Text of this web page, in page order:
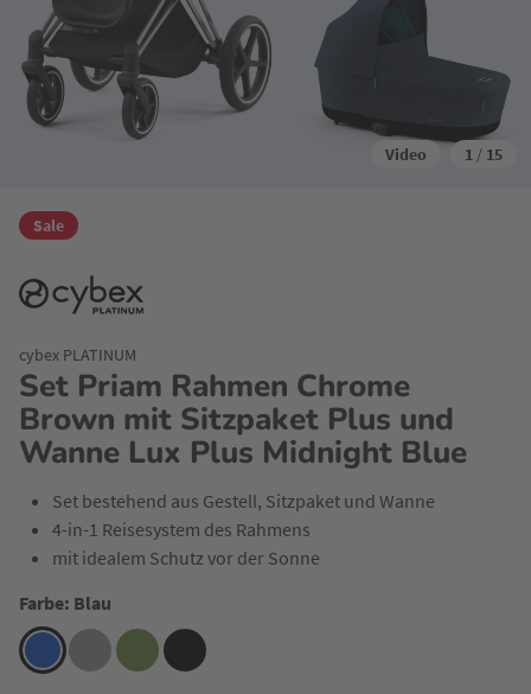
Video 1 / 15
Sale
Set Priam Rahmen Chrome
Brown mit Sitzpaket Plus und
Wanne Lux Plus Midnight Blue
cybex PLATINUM
Set bestehend aus Gestell, Sitzpaket und Wanne
4-in-1 Reisesystem des Rahmens
mit idealem Schutz vor der Sonne
Farbe: Blau